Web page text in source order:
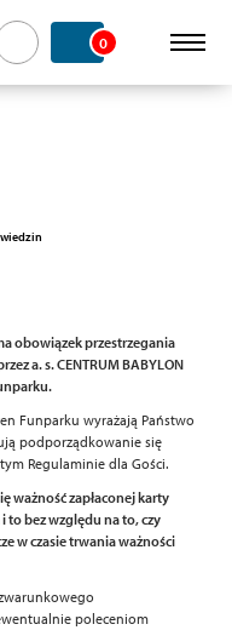
0
obowiązek przestrzegania
a. s. CENTRUM BABYLON
Funparku wyrażają Państwo
podporządkowanie się
Regulaminie dla Gości.
ważność zapłaconej karty
to bez względu na to, czy
w czasie trwania ważności
poleceniom